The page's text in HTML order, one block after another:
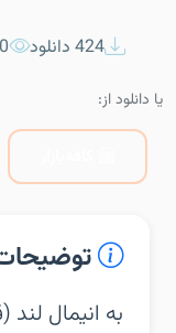
424 دانلود
یا دانلود از:
‏‏به انیمال